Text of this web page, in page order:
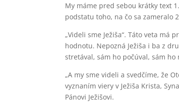
My máme pred sebou krátky text
podstatu toho, na čo sa zameralo
„Videli sme Ježiša“. Táto veta má
hodnotu. Nepozná Ježiša i ba z
stretával, sám ho počúval, sám
„A my sme videli a svedčíme, že
vyznaním viery v Ježiša Krista,
Pánovi Ježišovi.